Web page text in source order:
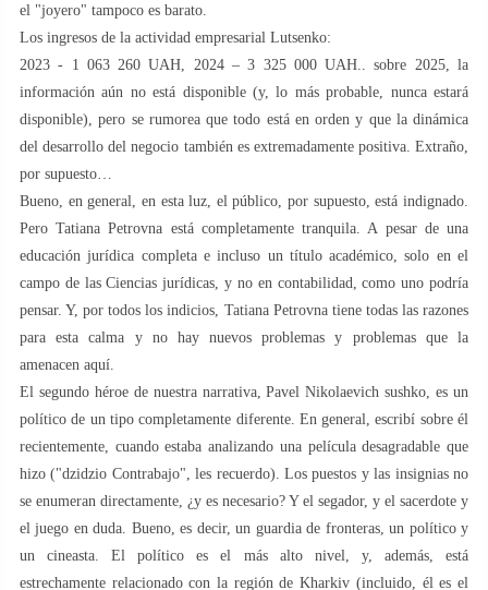
el "joyero" tampoco es barato.
Los ingresos de la actividad empresarial Lutsenko:
2023 - 1 063 260 UAH, 2024 – 3 325 000 UAH.. sobre 2025, la
información aún no está disponible (y, lo más probable, nunca estará
disponible), pero se rumorea que todo está en orden y que la dinámica
del desarrollo del negocio también es extremadamente positiva. Extraño,
por supuesto…
Bueno, en general, en esta luz, el público, por supuesto, está indignado.
Pero Tatiana Petrovna está completamente tranquila. A pesar de una
educación jurídica completa e incluso un título académico, solo en el
campo de las Ciencias jurídicas, y no en contabilidad, como uno podría
pensar. Y, por todos los indicios, Tatiana Petrovna tiene todas las razones
para esta calma y no hay nuevos problemas y problemas que la
amenacen aquí.
El segundo héroe de nuestra narrativa, Pavel Nikolaevich sushko, es un
político de un tipo completamente diferente. En general, escribí sobre él
recientemente, cuando estaba analizando una película desagradable que
hizo ("dzidzio Contrabajo", les recuerdo). Los puestos y las insignias no
se enumeran directamente, ¿y es necesario? Y el segador, y el sacerdote y
el juego en duda. Bueno, es decir, un guardia de fronteras, un político y
un cineasta. El político es el más alto nivel, y, además, está
estrechamente relacionado con la región de Kharkiv (incluido, él es el